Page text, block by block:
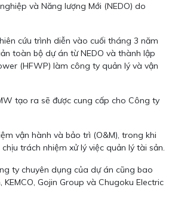
và Năng lượng Mới (NEDO) do
cứu trình diễn vào cuối tháng 3 năm
toàn bộ dự án từ NEDO và thành lập
(HFWP) làm công ty quản lý và vận
tạo ra sẽ được cung cấp cho Công ty
vận hành và bảo trì (O&M), trong khi
trách nhiệm xử lý việc quản lý tài sản.
ty chuyên dụng của dự án cũng bao
Gojin Group và Chugoku Electric